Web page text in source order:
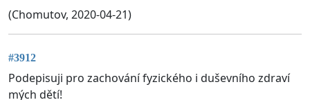
(Chomutov, 2020-04-21)
#3912
Podepisuji pro zachování fyzického i duševního zdraví
mých dětí!